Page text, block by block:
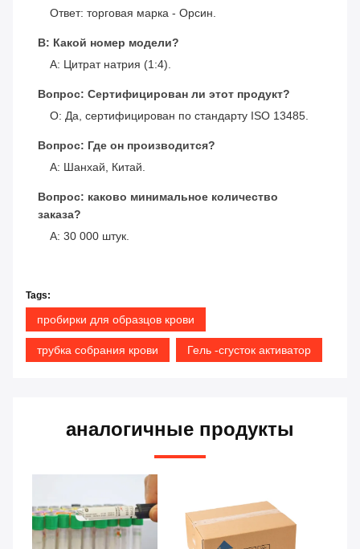
Ответ: торговая марка - Орсин.
В: Какой номер модели?
А: Цитрат натрия (1:4).
Вопрос: Сертифицирован ли этот продукт?
О: Да, сертифицирован по стандарту ISO 13485.
Вопрос: Где он производится?
А: Шанхай, Китай.
Вопрос: каково минимальное количество
заказа?
А: 30 000 штук.
Tags:
пробирки для образцов крови
трубка собрания крови Гель -сгусток активатор
аналогичные продукты